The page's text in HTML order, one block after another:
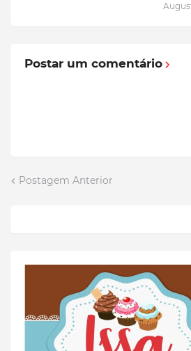
Postar um comentário
Postagem Anterior